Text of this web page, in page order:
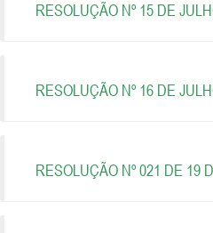
RESOLUÇÃO Nº 15 DE
RESOLUÇÃO Nº 16 DE
RESOLUÇÃO Nº 021 DE 19